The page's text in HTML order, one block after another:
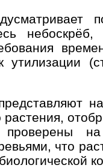
утилизации
что